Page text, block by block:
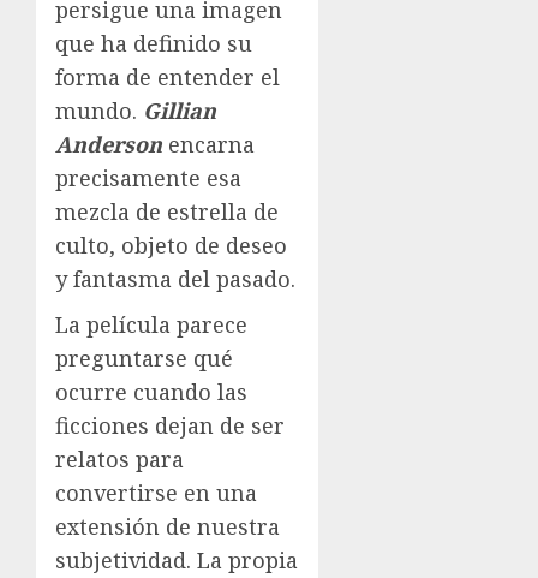
persigue una imagen
que ha definido su
forma de entender el
mundo. Gillian
Anderson encarna
precisamente esa
mezcla de estrella de
culto, objeto de deseo
y fantasma del pasado.
La película parece
preguntarse qué
ocurre cuando las
ficciones dejan de ser
relatos para
convertirse en una
extensión de nuestra
subjetividad. La propia